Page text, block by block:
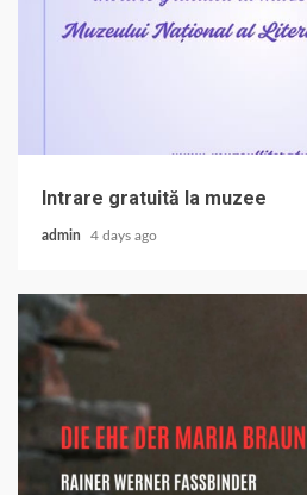
Intrare gratuită la muzee
admin 4 days ago